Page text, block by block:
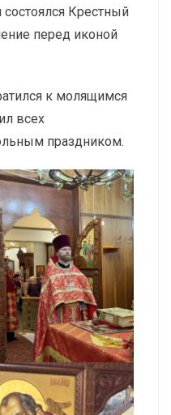
Крестный
перед иконой
к молящимся
всех
праздником.